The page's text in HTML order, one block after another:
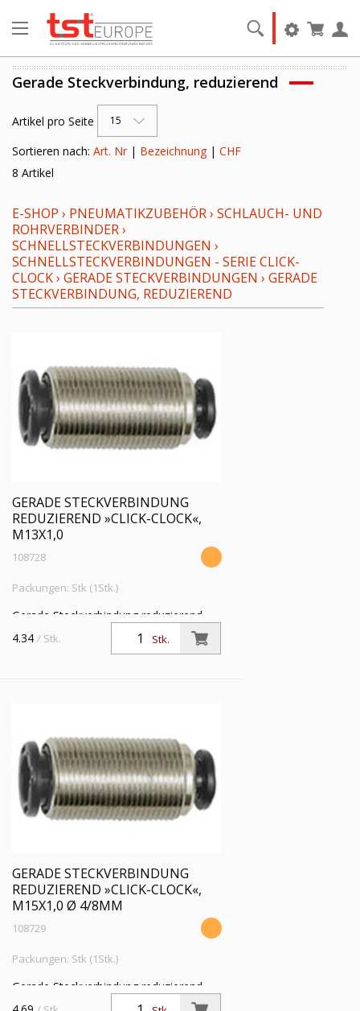
Gerade Steckverbindung, reduzierend
Artikel pro Seite 15
Sortieren nach: Art. Nr| Bezeichnung| CHF
8 Artikel
E-SHOP › PNEUMATIKZUBEHÖR› SCHLAUCH- UND
ROHRVERBINDER›
SCHNELLSTECKVERBINDUNGEN ›
SCHNELLSTECKVERBINDUNGEN - SERIE CLICK-
CLOCK› GERADE STECKVERBINDUNGEN › GERADE
STECKVERBINDUNG, REDUZIEREND
GERADE STECKVERBINDUNG
REDUZIEREND »CLICK-CLOCK«,
M13X1,0
108728
Packungen: Stk (1Stk.)
Gerade Steckverbindung reduzierend
»click-clock«, M13x1,0, für Schl.-Außen-
Ø 4/6 mm, Arbeitsdruck max. 16 bar,
Stk.
4.34 / Stk.
GERADE STECKVERBINDUNG
REDUZIEREND »CLICK-CLOCK«,
M15X1,0 Ø 4/8MM
108729
Packungen: Stk (1Stk.)
Gerade Steckverbindung reduzierend
»click-clock«, M15x1,0, für Schl.-Außen-